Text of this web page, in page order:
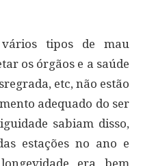
tipos de mau
os órgãos e a saúde
etc, não estão
adequado do ser
sabiam disso,
estações no ano e
era bem